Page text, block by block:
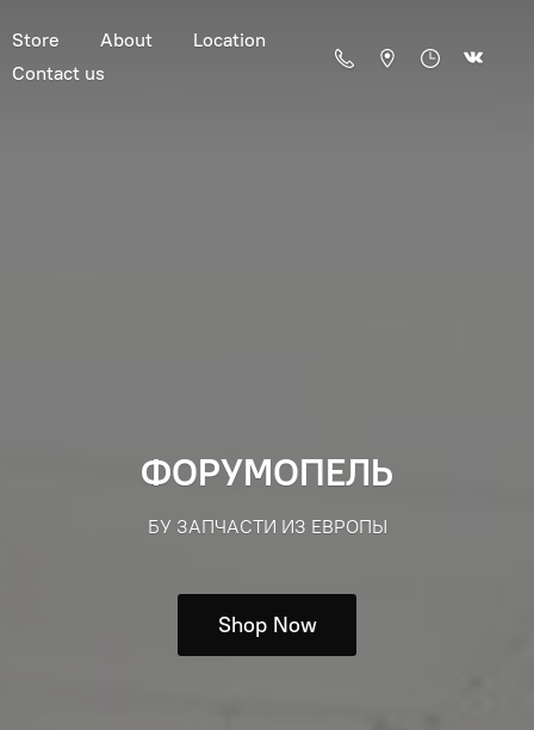
Store About
Location
Contact us
ФОРУМОПЕЛЬ
БУ ЗАПЧАСТИ ИЗ ЕВРОПЫ
Shop Now